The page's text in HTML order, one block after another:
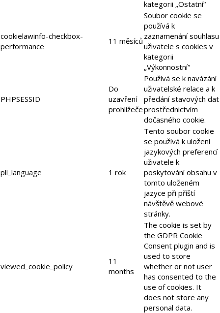
kategorii „Ostatní“
cookielawinfo-checkbox-
performance
11 měsíců
Soubor cookie se
používá k
zaznamenání souhlasu
uživatele s cookies v
kategorii
„Výkonnostní“
PHPSESSID
Do
uzavření
prohlížeče
Používá se k navázání
uživatelské relace a k
předání stavových dat
prostřednictvím
dočasného cookie.
pll_language 1 rok
Tento soubor cookie
se používá k uložení
jazykových preferencí
uživatele k
poskytování obsahu v
tomto uloženém
jazyce při příští
návštěvě webové
stránky.
viewed_cookie_policy
11
months
The cookie is set by
the GDPR Cookie
Consent plugin and is
used to store
whether or not user
has consented to the
use of cookies. It
does not store any
personal data.